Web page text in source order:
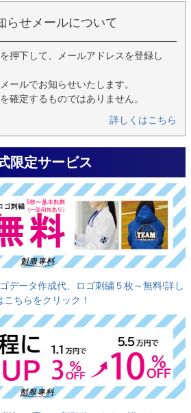
らせメールについて
押下して、メールアドレスを登録し
ールでお知らせいたします。
確定するものではありません。
詳しくはこちら
限定サービス
データ作成代、ロゴ刺繍５枚～無料!詳し
こちらをクリック！